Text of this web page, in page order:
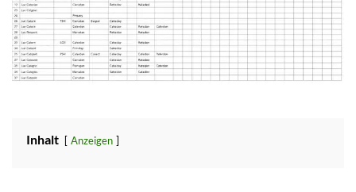
Inhalt Anzeigen